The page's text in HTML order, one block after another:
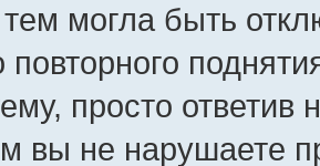
могла быть
повторного
просто ответив
вы не нарушаете